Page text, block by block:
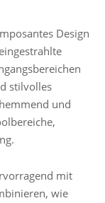
Design
stilvolles
und
mit
wie